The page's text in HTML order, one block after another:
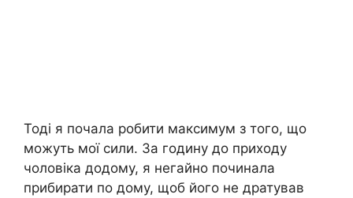
Тоді я почала робити максимум з того, що
можуть мої сили. За годину до приходу
чоловіка додому, я негайно починала
прибирати по дому, щоб його не дратував